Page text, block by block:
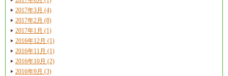
2017年3月 (4)
2017年2月 (8)
2017年1月 (1)
2016年12月 (1)
2016年11月 (1)
2016年10月 (2)
2016年9月 (3)